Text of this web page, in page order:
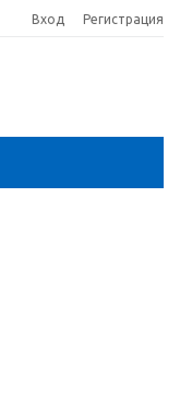
Вход Регистрация